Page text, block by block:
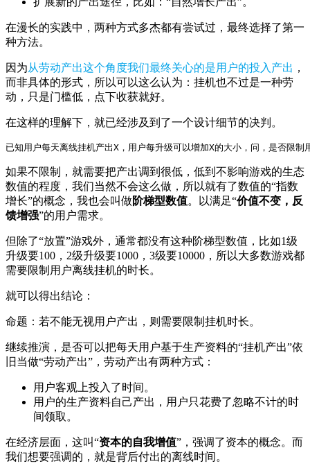
在漫长的实践中，两种方式多杰都有尝试过，最终选择了第一
种方法。
因为从劳动产出这个角度我们最终关心的是用户的投入产出 ，
而非具体的形式，所以可以这么认为：挂机也不过是一种劳
动，只是门槛低，点下收获就好。
在这样的理解下，就已经涉及到了一个设计细节的决判。
已知用户每天离线挂机产出X，用户每升级可以增加X的大小，问，是否限
如果不限制，就需要把产出调到很低，低到不影响游戏的生态
数值的程度，我们当然不会这么做，所以就有了数值的“指数
增长”的概念，我也会叫做阶梯型数值。以满足“价值不变，反
馈增强”的用户需求。
但除了“放置”游戏外，通常都没有这种阶梯型数值，比如1级
升级要100，2级升级要1000，3级要10000，所以大多数游戏都
需要限制用户离线挂机的时长。
就可以得出结论：
命题：若不能无视用户产出，则需要限制挂机时长。
继续推演，是否可以把每天用户基于生产资料的“挂机产出”依
旧当做“劳动产出”，劳动产出有两种方式：
用户客观上投入了时间。
用户的生产资料自己产出，用户只花费了忽略不计的时
间领取。
在经济层面，这叫“资本的自我增值”，强调了资本的概念。而
我们想要强调的，就是背后付出的离线时间。